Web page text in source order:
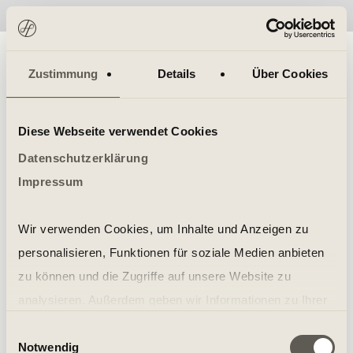
Zustimmung Details Über Cookies
Diese Webseite verwendet Cookies
Datenschutzerklärung
Impressum
Wir verwenden Cookies, um Inhalte und Anzeigen zu
personalisieren, Funktionen für soziale Medien anbieten
zu können und die Zugriffe auf unsere Website zu
soziale Medien, Werbung und Analysen weiter. Unsere
Notwendig